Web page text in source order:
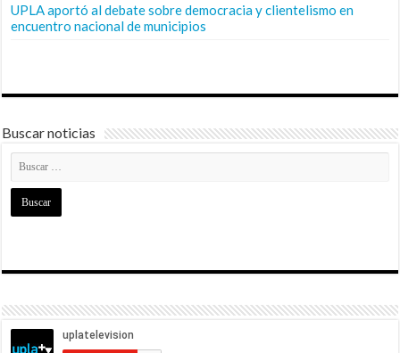
UPLA aportó al debate sobre democracia y clientelismo en
encuentro nacional de municipios
Buscar noticias